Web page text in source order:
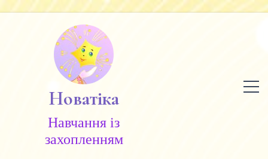
Новатіка
Навчання із
захопленням